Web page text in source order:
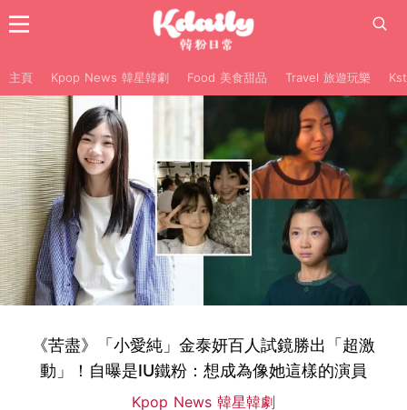
主頁 Kpop News 韓星韓劇 Food 美食甜品 Travel 旅遊玩樂
《苦盡》「小愛純」金泰妍百人試鏡勝出「超激
動」！自曝是IU鐵粉：想成為像她這樣的演員
Kpop News 韓星韓劇